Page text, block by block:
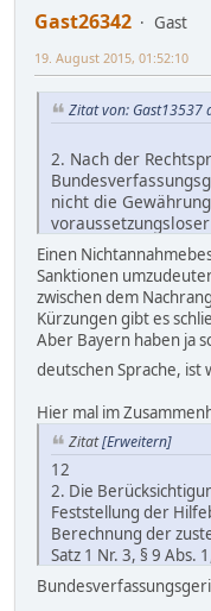
Gast26342
Gast
19. August 2015, 01:52:10
Zitat von: Gast13537
2. Nach der
nicht die
vom 07.07.2010, 1
Einen
Sanktionen
zwischen dem
Kürzungen gibt es
Aber Bayern haben ja
deutschen Sprache, ist
Hier mal im
Zitat[Erweitern]
12
2. Die
Feststellung der
Berechnung der
Satz 1 Nr. 3, § 9 Abs.
Grundgesetz
Kindergelds als